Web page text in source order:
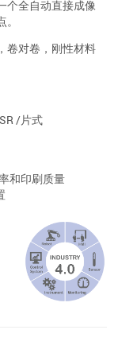
个全自动直接成像
卷对卷，刚性材料
/片式
和印刷质量